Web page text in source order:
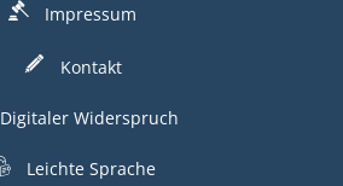
Impressum
Kontakt
Digitaler Widerspruch
Leichte Sprache